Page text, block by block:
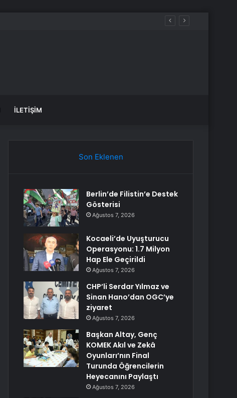
İLETIŞIM
Son Eklenen
Berlin’de Filistin’e Destek
Gösterisi
Ağustos 7, 2026
Kocaeli’de Uyuşturucu
Operasyonu: 1.7 Milyon
Hap Ele Geçirildi
Ağustos 7, 2026
CHP’li Serdar Yılmaz ve
Sinan Hano’dan OGC’ye
ziyaret
Ağustos 7, 2026
Başkan Altay, Genç
KOMEK Akıl ve Zekâ
Oyunları’nın Final
Turunda Öğrencilerin
Heyecanını Paylaştı
Ağustos 7, 2026